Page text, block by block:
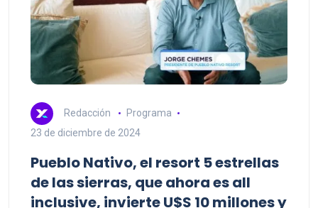
Redacción
Programa
23 de diciembre de 2024
Pueblo Nativo, el resort 5 estrellas
de las sierras, que ahora es all
inclusive, invierte U$S 10 millones y